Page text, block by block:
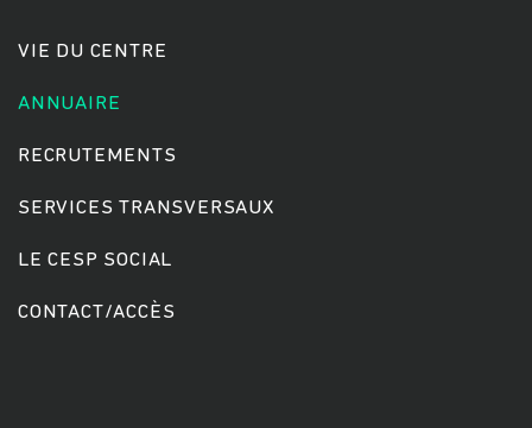
VIE DU CENTRE
ANNUAIRE
RECRUTEMENTS
SERVICES TRANSVERSAUX
LE CESP SOCIAL
CONTACT/ACCÈS